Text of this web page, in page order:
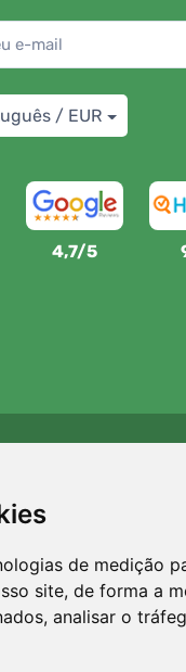
de medição
site, de forma a
analisar o
/ EUR
4,7/5
cada encomenda
nós